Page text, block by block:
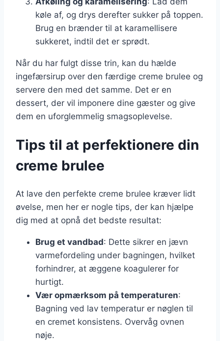
køle af, og drys derefter sukker på toppen.
Brug en brænder til at karamellisere
sukkeret, indtil det er sprødt.
Når du har fulgt disse trin, kan du hælde
ingefærsirup over den færdige creme brulee og
servere den med det samme. Det er en
dessert, der vil imponere dine gæster og give
dem en uforglemmelig smagsoplevelse.
Tips til at perfektionere din
creme brulee
At lave den perfekte creme brulee kræver lidt
øvelse, men her er nogle tips, der kan hjælpe
dig med at opnå det bedste resultat:
Brug et vandbad: Dette sikrer en jævn
varmefordeling under bagningen, hvilket
forhindrer, at æggene koagulerer for
hurtigt.
Vær opmærksom på temperaturen:
Bagning ved lav temperatur er nøglen til
en cremet konsistens. Overvåg ovnen
nøje.